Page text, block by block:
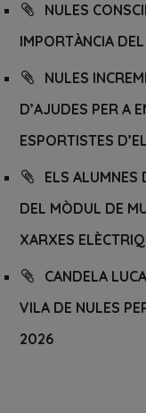
NULES
IMPORTÀNCIA
NULES
D’AJUDES PER A
ESPORTISTES
ELS ALUMNES
DEL MÒDUL DE
XARXES
CANDELA
VILA DE NULES
2026